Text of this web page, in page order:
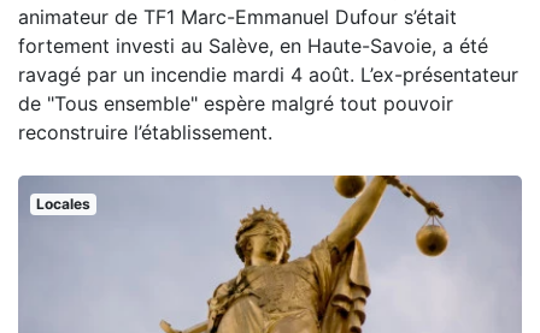
animateur de TF1 Marc-Emmanuel Dufour s’était
fortement investi au Salève, en Haute-Savoie, a été
ravagé par un incendie mardi 4 août. L’ex-présentateur
de "Tous ensemble" espère malgré tout pouvoir
reconstruire l’établissement.
Locales